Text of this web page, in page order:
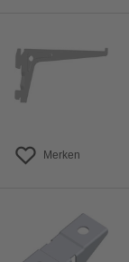
Merken